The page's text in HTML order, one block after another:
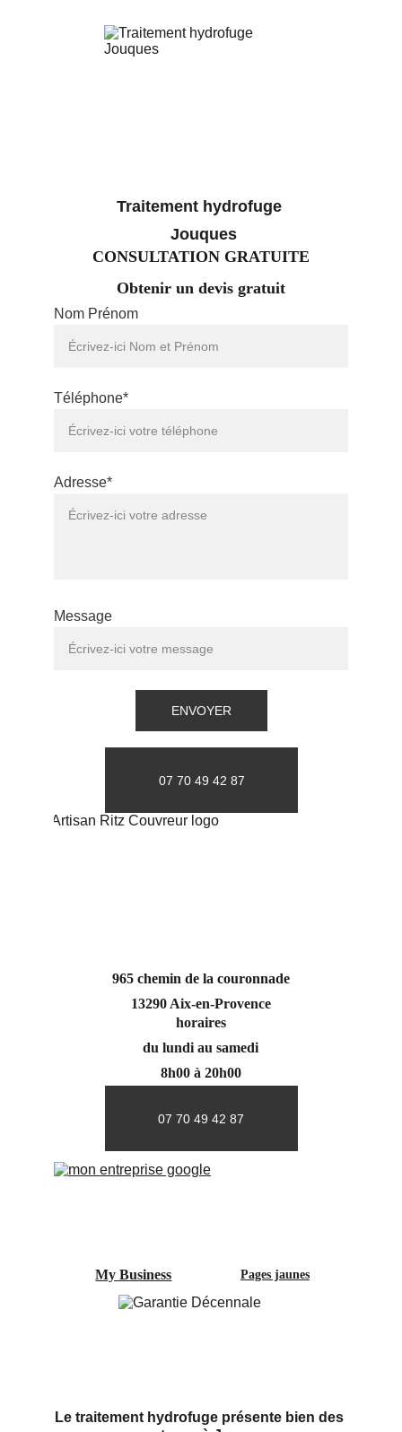
Nom Prénom
Téléphone*
Adresse*
Message
ENVOYER
07 70 49 42 87
Traitement hydrofuge
Jouques
CONSULTATION GRATUITE
Obtenir un devis gratuit
07 70 49 42 87
965 chemin de la couronnade
13290 Aix-en-Provence
horaires
du lundi au samedi
8h00 à 20h00
My Business Pages jaunes
Le traitement hydrofuge présente bien des